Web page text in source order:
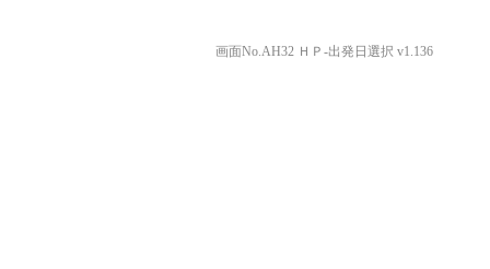
画面No.AH32 ＨＰ-出発日選択 v1.136